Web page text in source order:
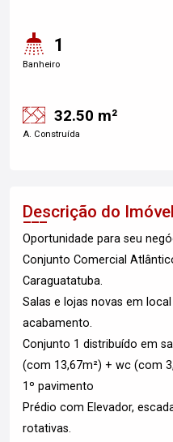
1
Banheiro
32.50 m²
A. Construída
Descrição do Imóvel
Oportunidade para seu
Conjunto Comercial
Caraguatatuba.
Salas e lojas novas em
acabamento.
Conjunto 1 distribuído em
(com 13,67m²) + wc (com
1º pavimento
Prédio com Elevador,
rotativas.